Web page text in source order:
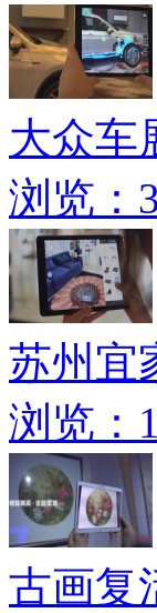
大众车
浏览：
苏州宜
浏览：
古画复